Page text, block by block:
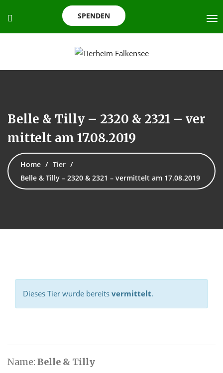
SPENDEN
Belle & Tilly – 2320 & 2321 – ver
mittelt am 17.08.2019
Home
Tier
Belle & Tilly – 2320 & 2321 – vermittelt am 17.08.2019
Dieses Tier wurde bereits vermittelt.
Name: Belle & Tilly